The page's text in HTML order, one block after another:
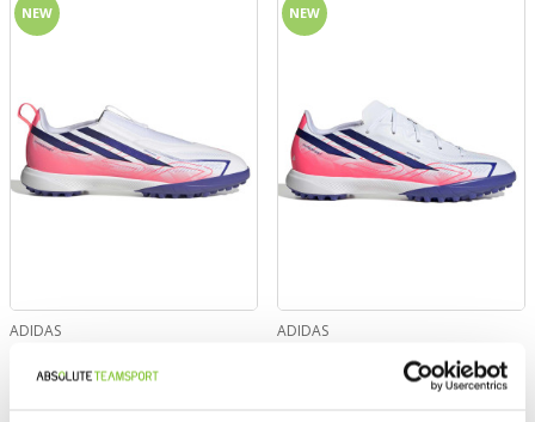
NEW
ADIDAS
LEAGUE
NEW
ADIDAS
Обувки F50 HYPERFAST